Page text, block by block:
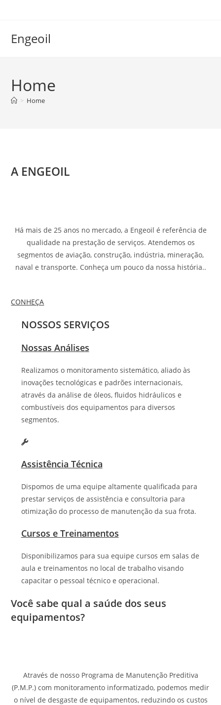
Engeoil
Home
> Home
A ENGEOIL
Há mais de 25 anos no mercado, a Engeoil é referência de
qualidade na prestação de serviços. Atendemos os
segmentos de aviação, construção, indústria, mineração,
naval e transporte. Conheça um pouco da nossa história..
CONHEÇA
NOSSOS SERVIÇOS
Nossas Análises
Realizamos o monitoramento sistemático, aliado às
inovações tecnológicas e padrões internacionais,
através da análise de óleos, fluidos hidráulicos e
combustíveis dos equipamentos para diversos
segmentos.
Assistência Técnica
Dispomos de uma equipe altamente qualificada para
prestar serviços de assistência e consultoria para
otimização do processo de manutenção da sua frota.
Cursos e Treinamentos
Disponibilizamos para sua equipe cursos em salas de
aula e treinamentos no local de trabalho visando
capacitar o pessoal técnico e operacional.
Você sabe qual a saúde dos seus
equipamentos?
Através de nosso Programa de Manutenção Preditiva
(P.M.P.) com monitoramento informatizado, podemos medir
o nível de desgaste de equipamentos, reduzindo os custos